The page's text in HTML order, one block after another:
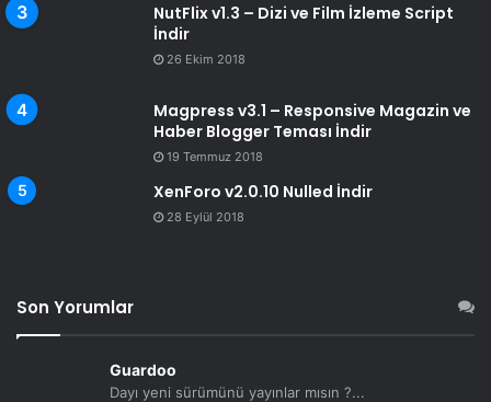
NutFlix v1.3 – Dizi ve Film İzleme Script
İndir
26 Ekim 2018
Magpress v3.1 – Responsive Magazin ve
Haber Blogger Teması İndir
19 Temmuz 2018
XenForo v2.0.10 Nulled İndir
28 Eylül 2018
Son Yorumlar
Guardoo
Dayı yeni sürümünü yayınlar mısın ?...